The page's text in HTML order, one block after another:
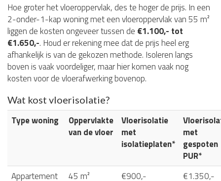
Hoe groter het vloeroppervlak, des te hoger de prijs. In een
2-onder-1-kap woning met een vloeroppervlak van 55 m²
liggen de kosten ongeveer tussen de €1.100,- tot
€1.650,-. Houd er rekening mee dat de prijs heel erg
afhankelijk is van de gekozen methode. Isoleren langs
boven is vaak voordeliger, maar hier komen vaak nog
kosten voor de vloerafwerking bovenop.
Wat kost vloerisolatie?
Type woning
Oppervlakte
van de vloer
Vloerisolatie
met
isolatieplaten*
met
gespoten
PUR*
Appartement
45 m² €900,-
€1.350,-